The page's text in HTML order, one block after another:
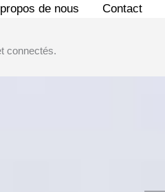
de nous Contact
connectés.